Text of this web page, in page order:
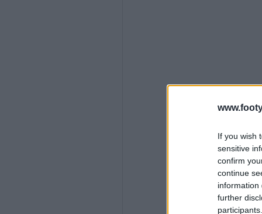
If you wish
sensitive
confirm
continue
information
further